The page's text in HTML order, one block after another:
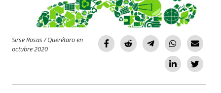
Sirse Rosas / Querétaro en
octubre 2020